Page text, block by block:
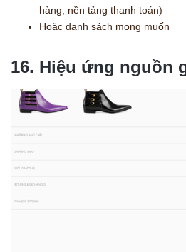
hàng, nền tảng thanh toán)
Hoặc danh sách mong muốn
16. Hiệu ứng nguồn